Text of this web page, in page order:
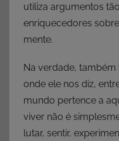
utiliza argumentos
enriquecedores
mente.
Na verdade, também
onde ele nos diz,
mundo pertence a
viver não é
lutar, sentir,